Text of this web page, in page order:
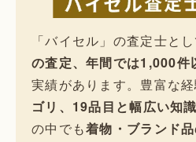
「バイセル」の査定士とし
の査定、年間では1,000件
実績があります。豊富な
ゴリ、19品目と幅広い知識
の中でも着物・ブランド